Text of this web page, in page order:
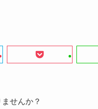
せんか？